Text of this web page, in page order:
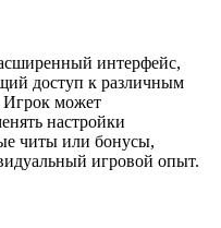
интерфейс,
доступ к различным
может
настройки
читы или бонусы,
игровой опыт.